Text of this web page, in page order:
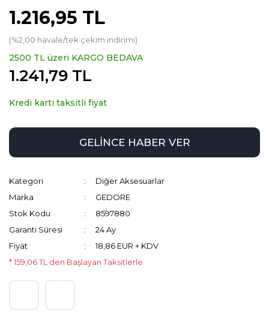
1.216,95 TL
(%2,00 havale/tek çekim indirimi)
2500 TL üzeri KARGO BEDAVA
1.241,79 TL
Kredi kartı taksitli fiyat
GELİNCE HABER VER
Kategori
Diğer Aksesuarlar
Marka
GEDORE
Stok Kodu
8597880
Garanti Süresi
24 Ay
Fiyat
18,86 EUR + KDV
* 159,06 TL den Başlayan Taksitlerle